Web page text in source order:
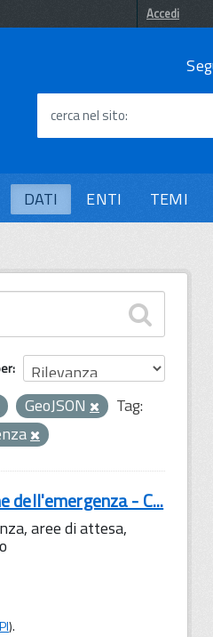
Accedi
cerca nel sito
DATI ENTI TEMI
GeoJSON
Tag:
dell'emergenza - C...
aree di attesa,
).